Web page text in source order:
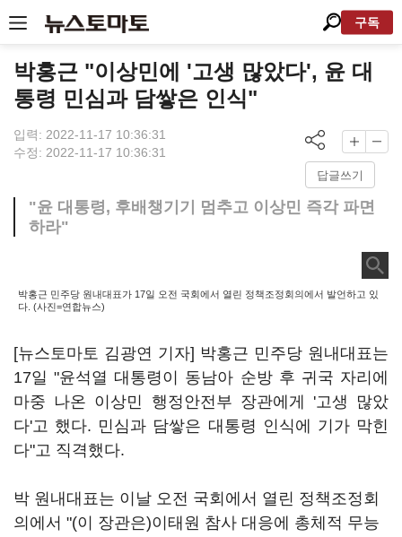
구독
박홍근 "이상민에 '고생 많았다', 윤 대
통령 민심과 담쌓은 인식"
입력: 2022-11-17 10:36:31
수정: 2022-11-17 10:36:31
답글쓰기
"윤 대통령, 후배챙기기 멈추고 이상민 즉각 파면
하라"
박홍근 민주당 원내대표가 17일 오전 국회에서 열린 정책조정회의에서 발언하고 있
다. (사진=연합뉴스)
[뉴스토마토 김광연 기자] 박홍근 민주당 원내대표는
17일 "윤석열 대통령이 동남아 순방 후 귀국 자리에
마중 나온 이상민 행정안전부 장관에게 '고생 많았
다'고 했다. 민심과 담쌓은 대통령 인식에 기가 막힌
다"고 직격했다.
박 원내대표는 이날 오전 국회에서 열린 정책조정회
의에서 "(이 장관은)이태원 참사 대응에 총체적 무능